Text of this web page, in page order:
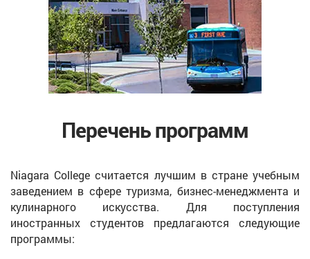
Перечень программ
Niagara College считается лучшим в стране учебным
заведением в сфере туризма, бизнес-менеджмента и
кулинарного искусства. Для поступления
иностранных студентов предлагаются следующие
программы: